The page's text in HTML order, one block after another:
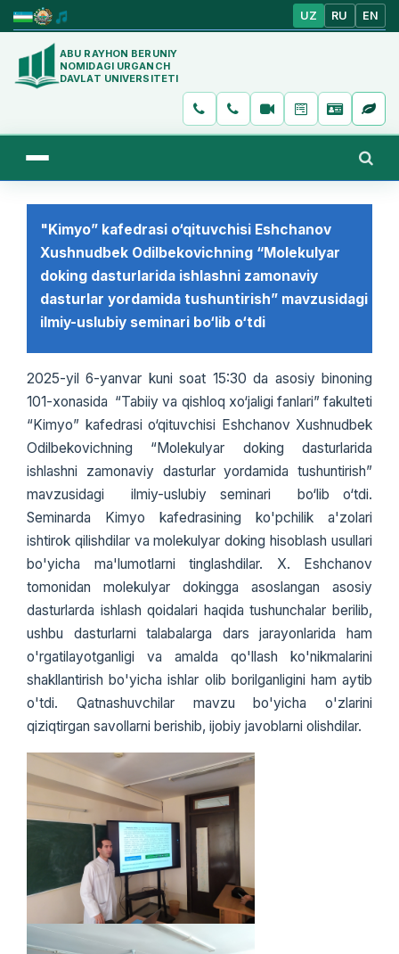
UZ RU EN
ABU RAYHON BERUNIY
NOMIDAGI URGANCH
DAVLAT UNIVERSITETI
"Kimyo” kafedrasi o‘qituvchisi Eshchanov
Xushnudbek Odilbekovichning “Molekulyar
doking dasturlarida ishlashni zamonaviy
dasturlar yordamida tushuntirish” mavzusidagi
ilmiy-uslubiy seminari bo‘lib o‘tdi
2025-yil 6-yanvar kuni soat 15:30 da asosiy binoning
101-xonasida “Tabiiy va qishloq xo‘jaligi fanlari” fakulteti
“Kimyo” kafedrasi o‘qituvchisi Eshchanov Xushnudbek
Odilbekovichning “Molekulyar doking dasturlarida
ishlashni zamonaviy dasturlar yordamida tushuntirish”
mavzusidagi ilmiy-uslubiy seminari bo‘lib o‘tdi.
Seminarda Kimyo kafedrasining ko'pchilik a'zolari
ishtirok qilishdilar va molekulyar doking hisoblash usullari
bo'yicha ma'lumotlarni tinglashdilar. X. Eshchanov
tomonidan molekulyar dokingga asoslangan asosiy
dasturlarda ishlash qoidalari haqida tushunchalar berilib,
ushbu dasturlarni talabalarga dars jarayonlarida ham
o'rgatilayotganligi va amalda qo'llash ko'nikmalarini
shakllantirish bo'yicha ishlar olib borilganligini ham aytib
o'tdi. Qatnashuvchilar mavzu bo'yicha o'zlarini
qiziqtirgan savollarni berishib, ijobiy javoblarni olishdilar.